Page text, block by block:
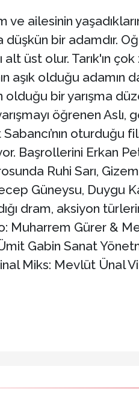
ailesinin
bir adamdır. Oğlu
üst olur. Tarık'ın
aşık olduğu adamın
bir yarışma
öğrenen Aslı,
oturduğu
Başrollerini Erkan
Ruhi Sarı,
Güneysu, Duygu
dram, aksiyon
Muharrem Gürer &
Gabin Sanat
Miks: Mevlüt Ünal